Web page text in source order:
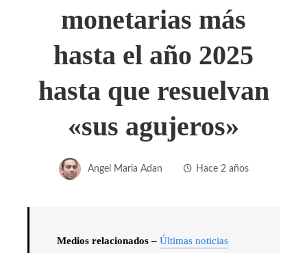
monetarias más
hasta el año 2025
hasta que resuelvan
«sus agujeros»
Angel Maria Adan Hace 2 años
Medios relacionados – Últimas noticias